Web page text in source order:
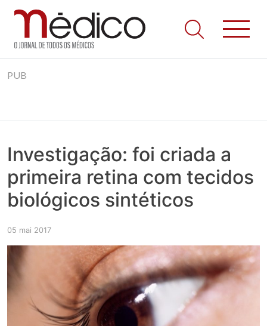
to
Jornal Médico
Médico – O Jornal de Todos os Médicos. Onde as notícias
realmente contam! Tudo o que se passa na Saúde!
PUB
Investigação: foi criada a
primeira retina com tecidos
biológicos sintéticos
05 mai 2017